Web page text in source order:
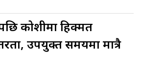
कोशीमा हिक्मत
उपयुक्त समयमा मात्रै